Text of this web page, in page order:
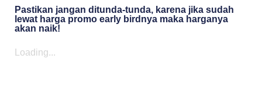
Pastikan jangan ditunda-tunda, karena jika sudah
lewat harga promo early birdnya maka harganya
akan naik!
Loading...